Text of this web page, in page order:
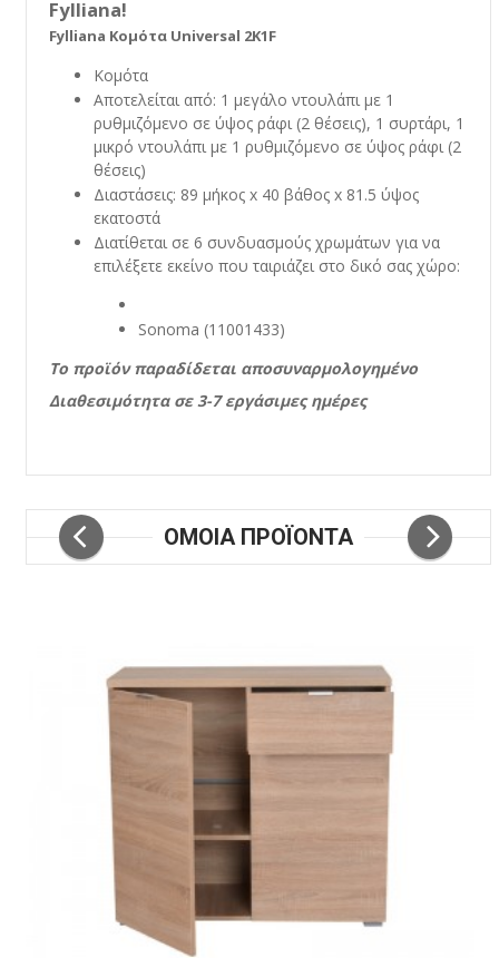
Fylliana!
Fylliana Κομότα Universal 2K1F
Κομότα
Αποτελείται από: 1 μεγάλο ντουλάπι με 1
ρυθμιζόμενο σε ύψος ράφι (2 θέσεις), 1 συρτάρι, 1
μικρό ντουλάπι με 1 ρυθμιζόμενο σε ύψος ράφι (2
θέσεις)
Διαστάσεις: 89 μήκος x 40 βάθος x 81.5 ύψος
εκατοστά
Διατίθεται σε 6 συνδυασμούς χρωμάτων για να
επιλέξετε εκείνο που ταιριάζει στο δικό σας χώρο:
Sonoma (11001433)
Το προϊόν παραδίδεται αποσυναρμολογημένο
Διαθεσιμότητα σε 3-7 εργάσιμες ημέρες
ΟΜΟΙΑ ΠΡΟΪΟΝΤΑ